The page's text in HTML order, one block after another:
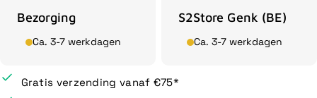
Bezorging
Ca. 3-7 werkdagen
S2Store Genk (BE)
Ca. 3-7 werkdagen
Gratis verzending vanaf €75*